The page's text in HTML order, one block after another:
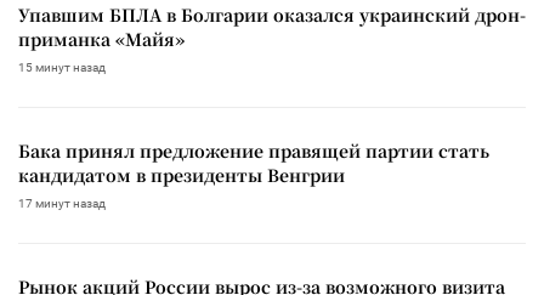
Упавшим БПЛА в Болгарии оказался украинский дрон-
приманка «Майя»
15 минут назад
Бака принял предложение правящей партии стать
кандидатом в президенты Венгрии
17 минут назад
Рынок акций России вырос из-за возможного визита